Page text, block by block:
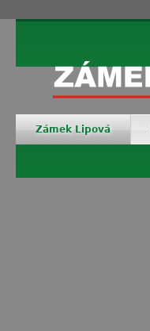
Zámek Lipová